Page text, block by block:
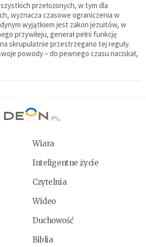
przełożonych, w tym dla
wyznacza czasowe ograniczenia w
wyjątkiem jest zakon jezuitów, w
przywileju, generał pełni funkcję
skrupulatnie przestrzegano tej reguły.
powody – do pewnego czasu naciskał,
Wiara
Inteligentne życie
Czytelnia
Wideo
Duchowość
Biblia